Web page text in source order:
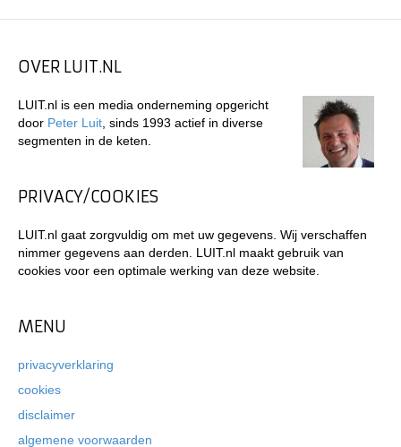
OVER LUIT.NL
LUIT.nl is een media onderneming opgericht
door Peter Luit , sinds 1993 actief in diverse
segmenten in de keten.
PRIVACY/COOKIES
LUIT.nl gaat zorgvuldig om met uw gegevens. Wij verschaffen
nimmer gegevens aan derden. LUIT.nl maakt gebruik van
cookies voor een optimale werking van deze website.
MENU
privacyverklaring
cookies
disclaimer
algemene voorwaarden